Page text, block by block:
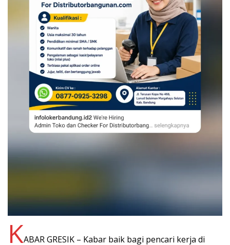
KABAR GRESIK – Kabar baik bagi pencari kerja di